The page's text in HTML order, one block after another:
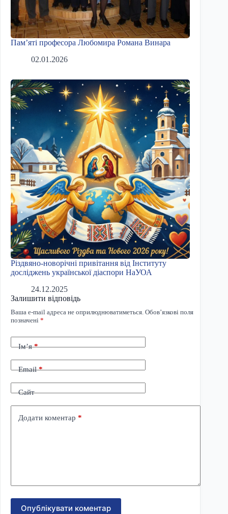
Пам’яті професора Любомира Романа Винара
02.01.2026
Різдвяно-новорічні привітання від Інституту
досліджень української діаспори НаУОА
24.12.2025
Залишити відповідь
Ваша e-mail адреса не оприлюднюватиметься. Обов’язкові поля
позначені *
Ім’я*
Email*
Сайт
Додати коментар *
Опублікувати коментар